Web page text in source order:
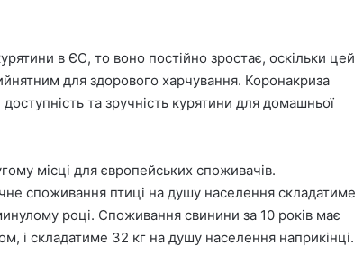
в ЄС, то воно постійно зростає, оскільки цей
для здорового харчування. Коронакриза
та зручність курятини для домашньої
місці для європейських споживачів.
споживання птиці на душу населення складатиме
році. Споживання свинини за 10 років має
і складатиме 32 кг на душу населення наприкінці.